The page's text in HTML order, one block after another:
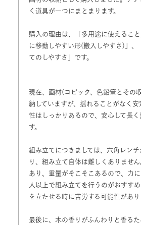
く道具が一つにまとまります。
購入の理由は、「多用途に使えるこ
に移動しやすい形(搬入しやすさ)」、
てのしやすさ」です。
現在、画材(コピック、色鉛筆とその
納していますが、揺れることがなく安
性はしっかりあるので、安心して長
す。
組み立てにつきましては、六角レン
り、組み立て自体は難しくありませ
あり、重量がそこそこあるので、力
人以上で組み立てを行うのがおすす
を立たせる時に苦労する可能性があり
最後に、木の香りがふんわりと香る